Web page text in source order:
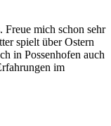
Freue mich schon sehr
spielt über Ostern
in Possenhofen auch
im